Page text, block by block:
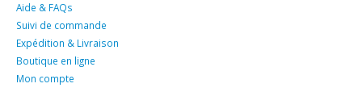
Aide & FAQs
Suivi de commande
Expédition & Livraison
Boutique en ligne
Mon compte